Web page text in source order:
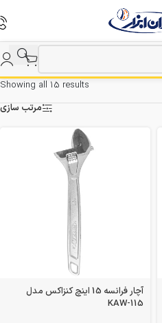
Showing all 15 results
مرتب سازی
آچار فرانسه 15 اینچ کنزاکس مدل
KAW-115